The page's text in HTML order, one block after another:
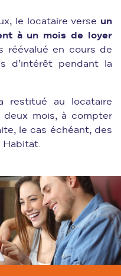
le locataire verse un
à un mois de loyer
réévalué en cours de
d’intérêt pendant la
restitué au locataire
mois, à compter
le cas échéant, des
Habitat.